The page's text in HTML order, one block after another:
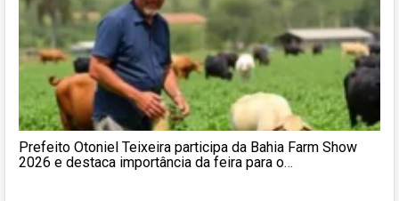
Prefeito Otoniel Teixeira participa da Bahia Farm Show
2026 e destaca importância da feira para o